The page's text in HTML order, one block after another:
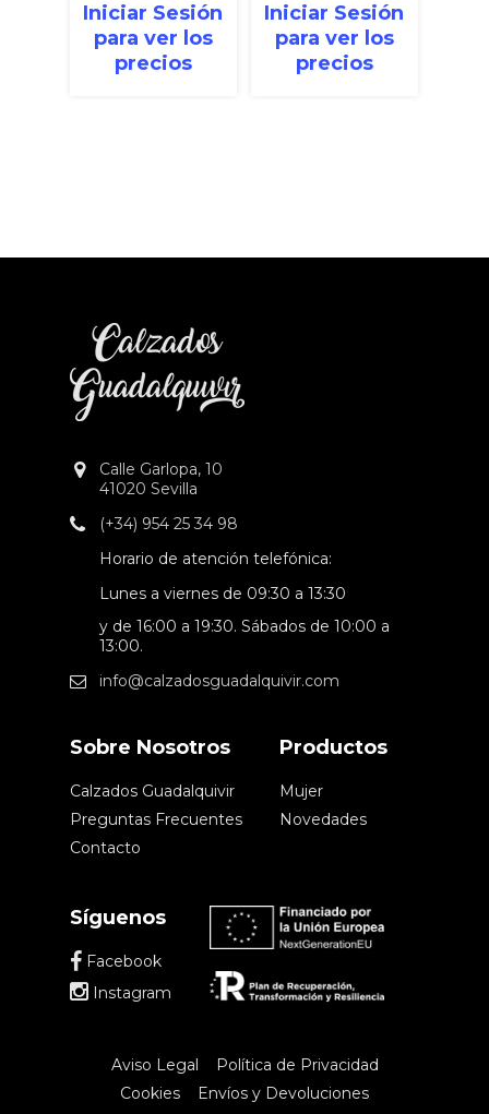
Iniciar Sesión
para ver los
precios
Iniciar Sesión
para ver los
precios
Calle Garlopa, 10
41020 Sevilla
(+34) 954 25 34 98
Horario de atención telefónica:
Lunes a viernes de 09:30 a 13:30
y de 16:00 a 19:30. Sábados de 10:00 a
13:00.
info@calzadosguadalquivir.com
Sobre Nosotros
Calzados Guadalquivir
Preguntas Frecuentes
Contacto
Productos
Mujer
Novedades
Síguenos
Facebook
Instagram
Aviso Legal
Política de Privacidad
Cookies
Envíos y Devoluciones